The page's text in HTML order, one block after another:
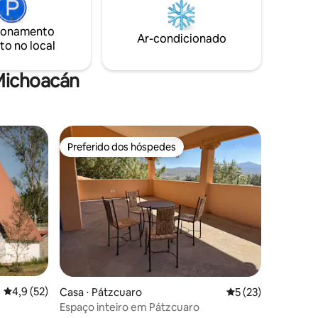
e
e
ponderar sobre a vida e apreciar a beleza
no local
Ar-condicionado
4,9 de uma avaliação média de 5, 52 avaliações
4,9 (52)
Preferido dos hóspedes
Preferido dos hóspedes
Casa ⋅ Pátzcuaro 5 de uma
5 (23)
Espaço inteiro em Pátzcuaro